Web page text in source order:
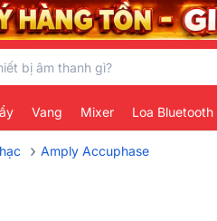
Vang Mixer Loa Bluetooth
› Amply Accuphase